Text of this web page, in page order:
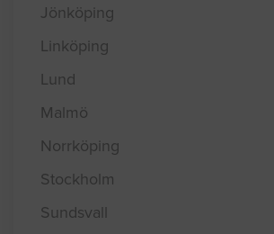
Göteborg
Helsingborg
Jönköping
Linköping
Lund
Malmö
Norrköping